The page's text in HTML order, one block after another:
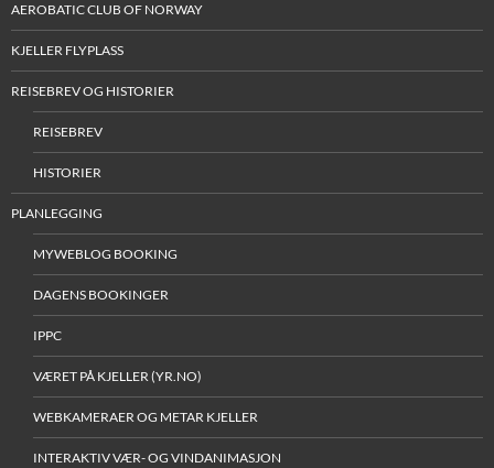
AEROBATIC CLUB OF NORWAY
KJELLER FLYPLASS
REISEBREV OG HISTORIER
REISEBREV
HISTORIER
PLANLEGGING
MYWEBLOG BOOKING
DAGENS BOOKINGER
IPPC
VÆRET PÅ KJELLER (YR.NO)
WEBKAMERAER OG METAR KJELLER
INTERAKTIV VÆR- OG VINDANIMASJON